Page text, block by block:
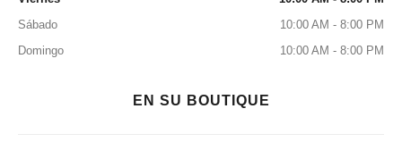
Sábado
10:00 AM - 8:00 PM
Domingo
10:00 AM - 8:00 PM
EN SU BOUTIQUE